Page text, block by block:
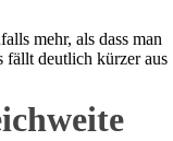
mehr, als dass man
fällt deutlich kürzer aus